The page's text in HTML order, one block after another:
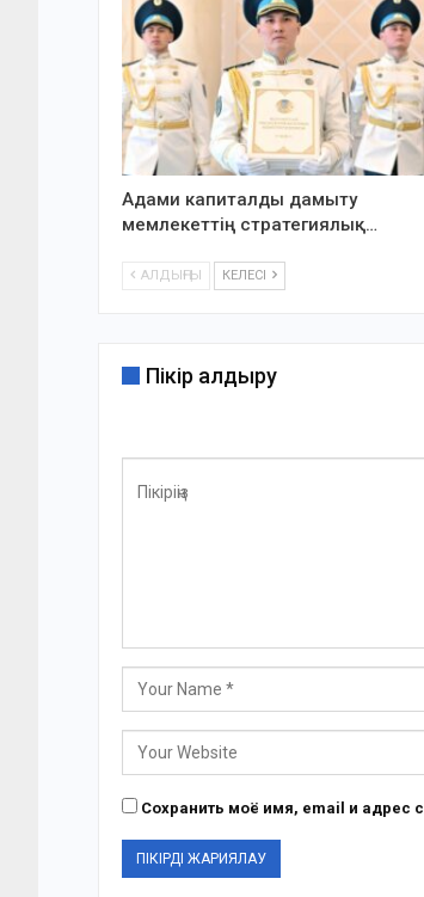
Адами капиталды дамыту
мемлекеттің стратегиялық…
АЛДЫҢҒЫ КЕЛЕСІ
Пікір қалдыру
Сохранить моё имя, email и адрес